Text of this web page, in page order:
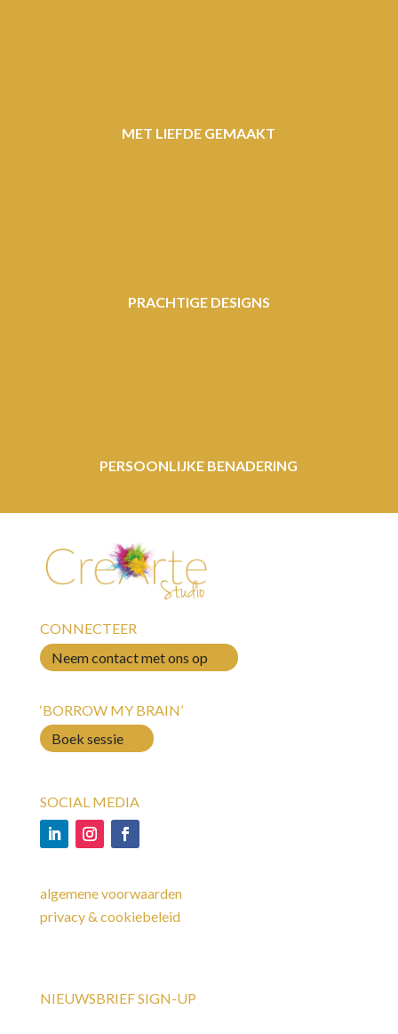
MET LIEFDE GEMAAKT
PRACHTIGE DESIGNS
PERSOONLIJKE BENADERING
CONNECTEER
Neem contact met ons op
‘BORROW MY BRAIN’
Boek sessie
SOCIAL MEDIA
algemene voorwaarden
privacy & cookiebeleid
NIEUWSBRIEF SIGN-UP